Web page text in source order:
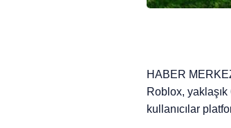
HABER
Roblox,
kullanıcılar